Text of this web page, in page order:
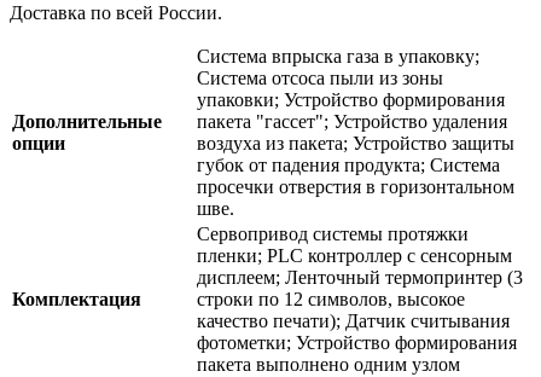
Доставка по всей России.
Дополнительные
опции
Система впрыска газа в упаковку;
Система отсоса пыли из зоны
упаковки; Устройство формирования
пакета "гассет"; Устройство удаления
воздуха из пакета; Устройство защиты
губок от падения продукта; Система
просечки отверстия в горизонтальном
шве.
Комплектация
Сервопривод системы протяжки
пленки; PLC контроллер с сенсорным
дисплеем; Ленточный термопринтер (3
строки по 12 символов, высокое
качество печати); Датчик считывания
фотометки; Устройство формирования
пакета выполнено одним узлом